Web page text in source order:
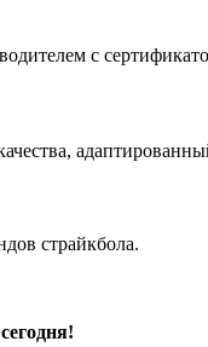
с
страйкбола.